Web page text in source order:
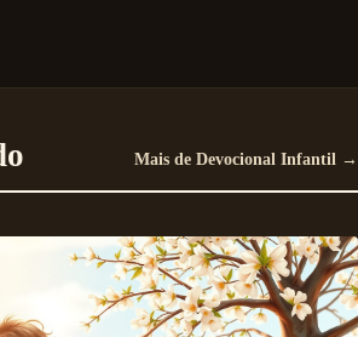
Mais de Devocional Infantil →